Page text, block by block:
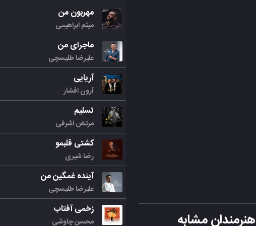
هنرمندان مشابه
مهربون من
میثم ابراهیمی
ماجرای من
علیرضا طلیسچی
آریایی
آرون افشار
تسلیم
مرتض اشرفی
کشتی قلبمو
رضا شیری
آینده غمگین من
علیرضا طلیسچی
زخمی آفتاب
محسن چاوشی